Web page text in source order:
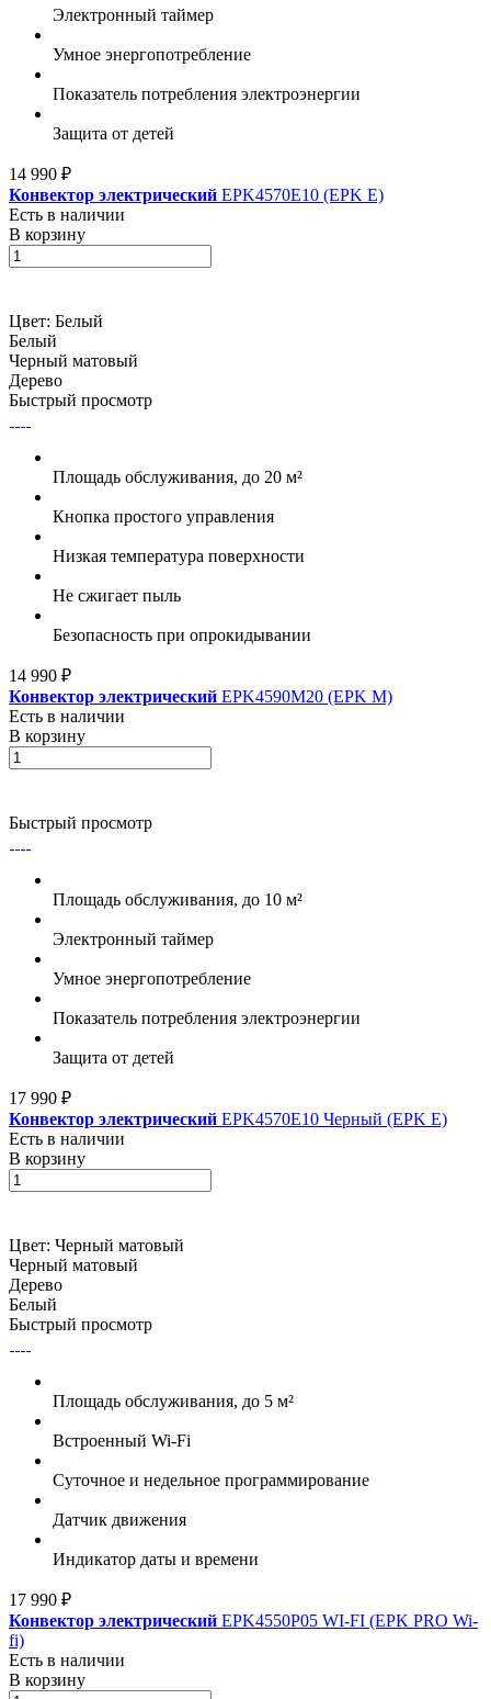
Электронный таймер
Умное энергопотребление
Показатель потребления электроэнергии
Защита от детей
14 990 ₽
Конвектор электрический EPK4570E10 (EPK E)
Есть в наличии
В корзину
Цвет: Белый
Белый
Черный матовый
Дерево
Быстрый просмотр
Площадь обслуживания, до 20 м²
Кнопка простого управления
Низкая температура поверхности
Не сжигает пыль
Безопасность при опрокидывании
14 990 ₽
Конвектор электрический EPK4590M20 (EPK M)
Есть в наличии
В корзину
Быстрый просмотр
Площадь обслуживания, до 10 м²
Электронный таймер
Умное энергопотребление
Показатель потребления электроэнергии
Защита от детей
17 990 ₽
Конвектор электрический EPK4570E10 Черный (EPK E)
Есть в наличии
В корзину
Цвет: Черный матовый
Черный матовый
Дерево
Белый
Быстрый просмотр
Площадь обслуживания, до 5 м²
Встроенный Wi-Fi
Суточное и недельное программирование
Датчик движения
Индикатор даты и времени
17 990 ₽
Конвектор электрический EPK4550P05 WI-FI (EPK PRO Wi-
fi)
Есть в наличии
В корзину